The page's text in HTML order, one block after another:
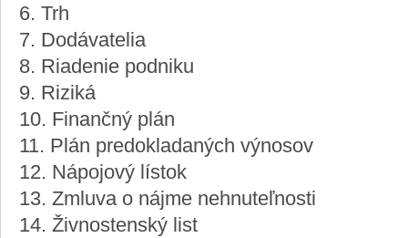
6. Trh
7. Dodávatelia
8. Riadenie podniku
9. Riziká
10. Finančný plán
11. Plán predokladaných výnosov
12. Nápojový lístok
13. Zmluva o nájme nehnuteľnosti
14. Živnostenský list